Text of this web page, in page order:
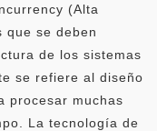
(Alta
que se deben
de los sistemas
se refiere al diseño
procesar muchas
La tecnología de